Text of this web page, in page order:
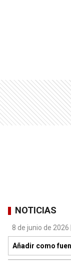
NOTICIAS
8 de junio de
Añadir como